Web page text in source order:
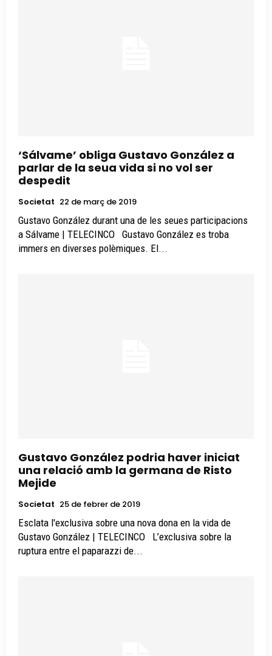
‘Sálvame’ obliga Gustavo González a
parlar de la seua vida si no vol ser
despedit
Societat 22 de març de 2019
Gustavo González durant una de les seues participacions
a Sálvame | TELECINCO Gustavo González es troba
immers en diverses polèmiques. El...
Gustavo González podria haver iniciat
una relació amb la germana de Risto
Mejide
Societat 25 de febrer de 2019
Esclata l'exclusiva sobre una nova dona en la vida de
Gustavo González | TELECINCO L’exclusiva sobre la
ruptura entre el paparazzi de...